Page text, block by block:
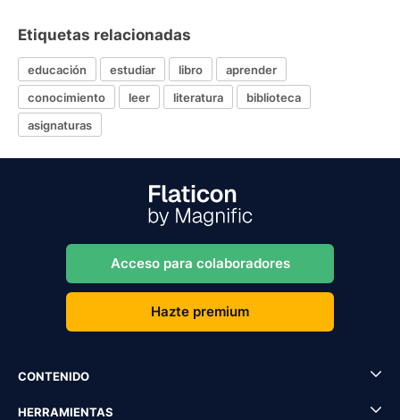
Etiquetas relacionadas
educación estudiar libro
aprender
conocimiento
leer literatura
biblioteca
asignaturas
Acceso para colaboradores
Hazte premium
CONTENIDO
HERRAMIENTAS